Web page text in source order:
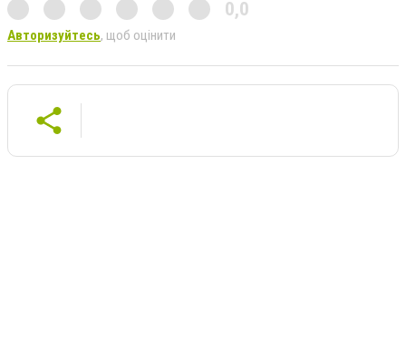
0,0
Авторизуйтесь, щоб оцінити